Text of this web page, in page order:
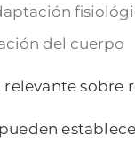
del cuerpo
sobre